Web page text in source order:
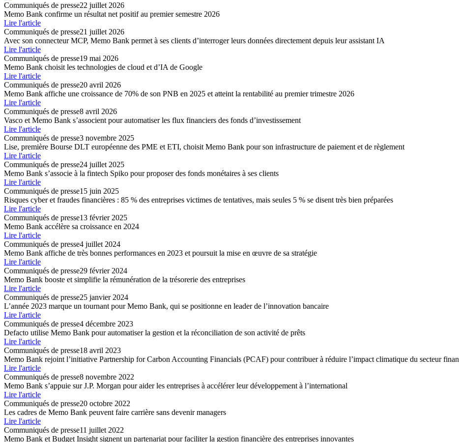
Communiqués de presse22 juillet 2026
Memo Bank confirme un résultat net positif au premier semestre 2026
Lire l'article
Communiqués de presse21 juillet 2026
Avec son connecteur MCP, Memo Bank permet à ses clients dʼinterroger leurs données directement depuis leur assistant IA
Lire l'article
Communiqués de presse19 mai 2026
Memo Bank choisit les technologies de cloud et d’IA de Google
Lire l'article
Communiqués de presse20 avril 2026
Memo Bank affiche une croissance de 70% de son PNB en 2025 et atteint la rentabilité au premier trimestre 2026
Lire l'article
Communiqués de presse8 avril 2026
Vasco et Memo Bank s’associent pour automatiser les flux financiers des fonds d’investissement
Lire l'article
Communiqués de presse3 novembre 2025
Lise, première Bourse DLT européenne des PME et ETI, choisit Memo Bank pour son infrastructure de paiement et de règlement
Lire l'article
Communiqués de presse24 juillet 2025
Memo Bank s’associe à la fintech Spiko pour proposer des fonds monétaires à ses clients
Lire l'article
Communiqués de presse15 juin 2025
Risques cyber et fraudes financières : 85 % des entreprises victimes de tentatives, mais seules 5 % se disent très bien préparées
Lire l'article
Communiqués de presse13 février 2025
Memo Bank accélère sa croissance en 2024
Lire l'article
Communiqués de presse4 juillet 2024
Memo Bank affiche de très bonnes performances en 2023 et poursuit la mise en œuvre de sa stratégie
Lire l'article
Communiqués de presse29 février 2024
Memo Bank booste et simplifie la rémunération de la trésorerie des entreprises
Lire l'article
Communiqués de presse25 janvier 2024
L’année 2023 marque un tournant pour Memo Bank, qui se positionne en leader de l’innovation bancaire
Lire l'article
Communiqués de presse4 décembre 2023
Defacto utilise Memo Bank pour automatiser la gestion et la réconciliation de son activité de prêts
Lire l'article
Communiqués de presse18 avril 2023
Memo Bank rejoint l’initiative Partnership for Carbon Accounting Financials (PCAF) pour contribuer à réduire l’impact climatique du secteur
Lire l'article
Communiqués de presse8 novembre 2022
Memo Bank s’appuie sur J.P. Morgan pour aider les entreprises à accélérer leur développement à l’international
Lire l'article
Communiqués de presse20 octobre 2022
Les cadres de Memo Bank peuvent faire carrière sans devenir managers
Lire l'article
Communiqués de presse11 juillet 2022
Memo Bank et Budget Insight signent un partenariat pour faciliter la gestion financière des entreprises innovantes